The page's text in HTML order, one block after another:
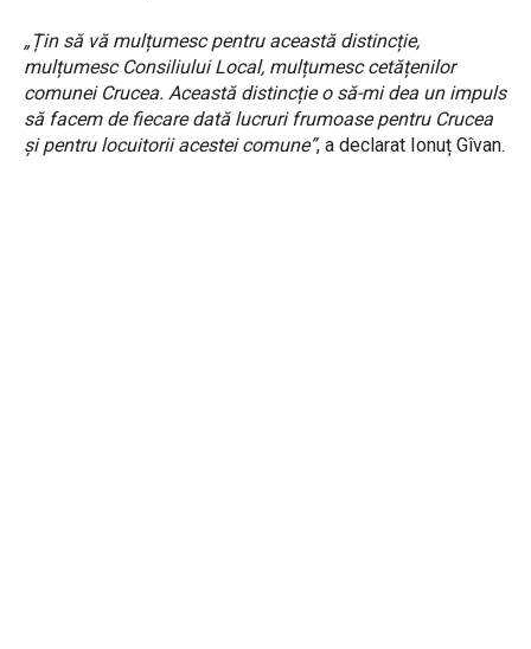
„Țin să vă mulțumesc pentru această distincție,
mulțumesc Consiliului Local, mulțumesc cetățenilor
comunei Crucea. Această distincție o să-mi dea un impuls
să facem de fiecare dată lucruri frumoase pentru Crucea
și pentru locuitorii acestei comune”, a declarat Ionuț Gîvan.